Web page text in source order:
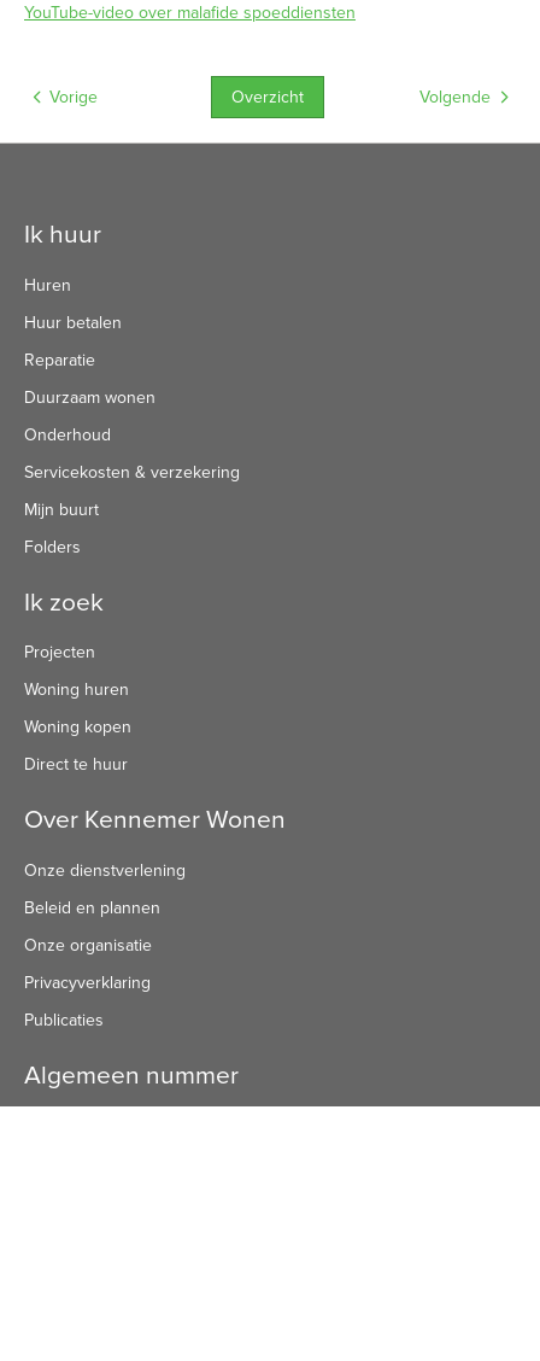
YouTube-video over malafide spoeddiensten
Volgende
Overzicht
Vorige
Contactinformatie
Ik huur
Huren
Huur betalen
Reparatie
Duurzaam wonen
Onderhoud
Servicekosten & verzekering
Mijn buurt
Folders
Ik zoek
Projecten
Woning huren
Woning kopen
Direct te huur
Over Kennemer Wonen
Onze dienstverlening
Beleid en plannen
Onze organisatie
Privacyverklaring
Publicaties
Algemeen nummer